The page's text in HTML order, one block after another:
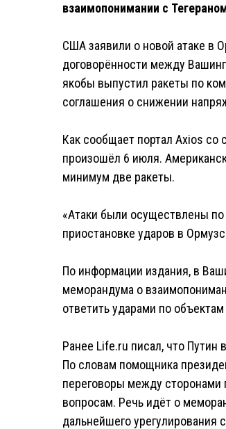
взаимопонимании с
США заявили о новой атаке в
договорённости между
якобы выпустил ракеты по
соглашения о снижении
Как сообщает портал Axios
произошёл 6 июля.
минимум две ракеты.
«Атаки были осуществлены
приостановке ударов в
По информации издания, в
меморандума о
ответить ударами по
Ранее Life.ru писал, что
По словам помощника
переговоры между сторонами
вопросам. Речь идёт о
дальнейшего урегулирования